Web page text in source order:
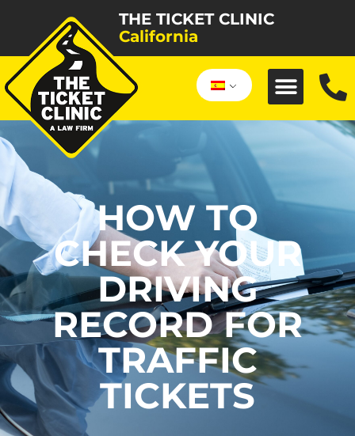
THE TICKET CLINIC
California
HOW TO
CHECK YOUR
DRIVING
RECORD FOR
TRAFFIC
TICKETS